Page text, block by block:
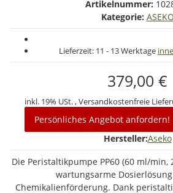
Artikelnummer:
Kategorie: ASEKO
Lieferzeit: 11 - 13 Werktage
379,00 €
inkl. 19% USt. , Versandkostenfreie
Persönliches Angebot anfordern!
Hersteller:Aseko
Die Peristaltikpumpe PP60 (60 ml/min,
wartungsarme
Chemikalienförderung. Dank